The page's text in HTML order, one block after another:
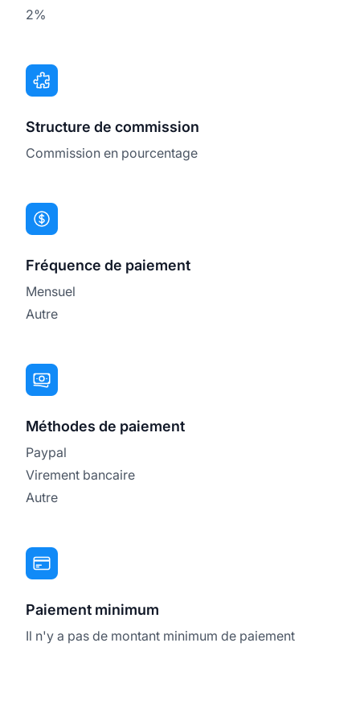
2%
Structure de commission
Commission en pourcentage
Fréquence de paiement
Mensuel
Autre
Méthodes de paiement
Paypal
Virement bancaire
Autre
Paiement minimum
Il n'y a pas de montant minimum de paiement